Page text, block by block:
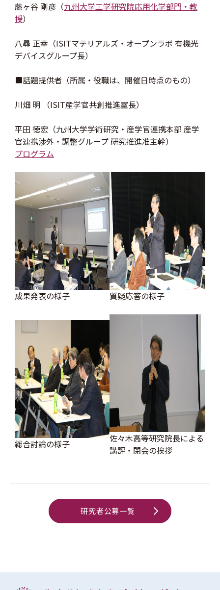
藤ヶ谷 剛彦（九州大学工学研究院応用化学部門・教
授）
八尋 正幸（ISITマテリアルズ・オープンラボ 有機光
デバイスグループ長）
■話題提供者（所属・役職は、開催日時点のもの）
川畑 明 （ISIT産学官共創推進室長）
平田 徳宏（九州大学学術研究・産学官連携本部 産学
官連携渉外・調整グループ 研究推進准主幹）
プログラム
成果発表の様子 質疑応答の様子
総合討論の様子
佐々木高等研究院長による
講評・閉会の挨拶
研究者公募一覧